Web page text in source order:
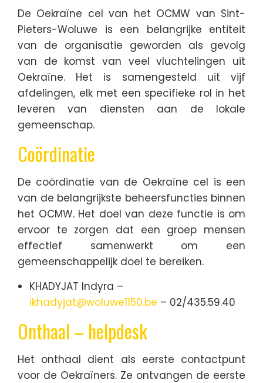
De Oekraïne cel van het OCMW van Sint-
Pieters-Woluwe is een belangrijke entiteit
van de organisatie geworden als gevolg
van de komst van veel vluchtelingen uit
Oekraïne. Het is samengesteld uit vijf
afdelingen, elk met een specifieke rol in het
leveren van diensten aan de lokale
gemeenschap.
Coördinatie
De coördinatie van de Oekraïne cel is een
van de belangrijkste beheersfuncties binnen
het OCMW. Het doel van deze functie is om
ervoor te zorgen dat een groep mensen
effectief samenwerkt om een
gemeenschappelijk doel te bereiken.
KHADYJAT Indyra –
ikhadyjat@woluwe1150.be – 02/435.59.40
Onthaal – helpdesk
Het onthaal dient als eerste contactpunt
voor de Oekraïners. Ze ontvangen de eerste